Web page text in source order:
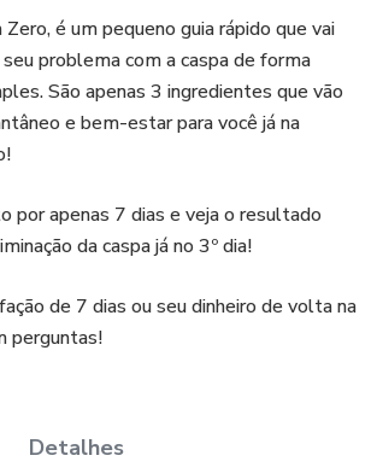
é um pequeno guia rápido que vai
problema com a caspa de forma
São apenas 3 ingredientes que vão
e bem-estar para você já na
por apenas 7 dias e veja o resultado
da caspa já no 3º dia!
de 7 dias ou seu dinheiro de volta na
perguntas!
Detalhes